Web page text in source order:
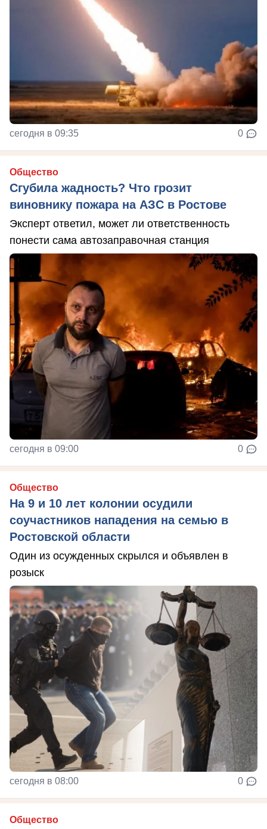
сегодня в 09:35 0
Общество
Сгубила жадность? Что грозит
виновнику пожара на АЗС в Ростове
Эксперт ответил, может ли ответственность
понести сама автозаправочная станция
сегодня в 09:00 0
Общество
На 9 и 10 лет колонии осудили
соучастников нападения на семью в
Ростовской области
Один из осужденных скрылся и объявлен в
розыск
сегодня в 08:00 0
Общество